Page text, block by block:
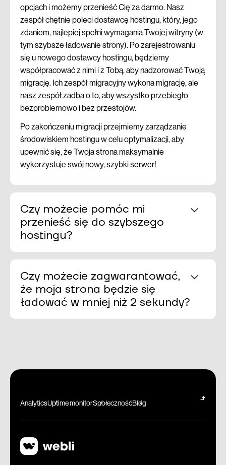
opcjach i możemy przenieść Cię za darmo. Nasz
zespół chętnie poleci dostawcę hostingu, który, jego
zdaniem, najlepiej spełni wymagania Twojej witryny (w
tym szybsze ładowanie strony). Po zarejestrowaniu
się u nowego dostawcy hostingu, będziemy
współpracować z nimi i z Tobą, aby nadzorować Twoją
migrację. Ich zespół migracyjny wykona migrację, ale
nasz zespół zadba o to, aby wszystko przebiegło
bezproblemowo i bez przestojów.
Po zakończeniu migracji przejmiemy zarządzanie
środowiskiem hostingu w celu optymalizacji, aby
upewnić się, że Twoja strona maksymalnie
wykorzystuje swój nowy, szybki serwer!
Czy możecie pomóc mi
przenieść się do szybszego
hostingu?
Czy możecie zagwarantować,
że moja strona będzie się
ładować w mniej niż 2 sekundy?
AnalyticsUptime monitorSpołecznośćBlog